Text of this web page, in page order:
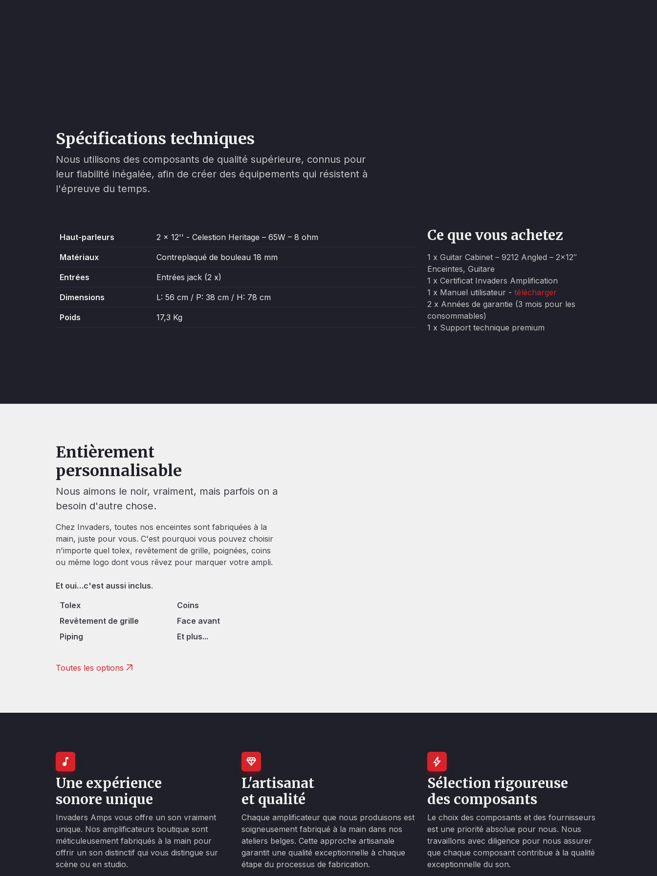
Spécifications techniques
Nous utilisons des composants de qualité supérieure, connus pour
leur fiabilité inégalée, afin de créer des équipements qui résistent à
l'épreuve du temps.
Haut-parleurs 2 x 12'' - Celestion Heritage – 65W – 8 ohm
Matériaux Contreplaqué de bouleau 18 mm
Entrées Entrées jack (2 x)
Dimensions L: 56 cm / P: 38 cm / H: 78 cm
Poids 17,3 Kg
Ce que vous achetez
1 x Guitar Cabinet – 9212 Angled – 2×12″
Enceintes, Guitare
1 x Certificat Invaders Amplification
1 x Manuel utilisateur - télécharger
2 x Années de garantie (3 mois pour les
consommables)
1 x Support technique premium
Entièrement
personnalisable
Nous aimons le noir, vraiment, mais parfois on a
besoin d'autre chose.
Chez Invaders, toutes nos enceintes sont fabriquées à la
main, juste pour vous. C'est pourquoi vous pouvez choisir
n'importe quel tolex, revêtement de grille, poignées, coins
ou même logo dont vous rêvez pour marquer votre ampli.
Et oui…c'est aussi inclus.
Tolex
Revêtement de grille
Piping
Coins
Face avant
Et plus...
Toutes les options
Une expérience
sonore unique
Invaders Amps vous offre un son vraiment
unique. Nos amplificateurs boutique sont
méticuleusement fabriqués à la main pour
offrir un son distinctif qui vous distingue sur
scène ou en studio.
L'artisanat
et qualité
Chaque amplificateur que nous produisons est
soigneusement fabriqué à la main dans nos
ateliers belges. Cette approche artisanale
garantit une qualité exceptionnelle à chaque
étape du processus de fabrication.
Sélection rigoureuse
des composants
Le choix des composants et des fournisseurs
est une priorité absolue pour nous. Nous
travaillons avec diligence pour nous assurer
que chaque composant contribue à la qualité
exceptionnelle du son.